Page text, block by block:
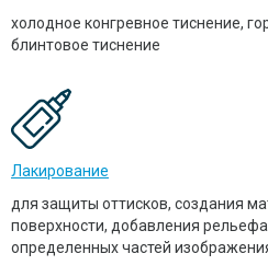
холодное конгревное тиснение,
блинтовое тиснение
Лакирование
для защиты оттисков, создания
поверхности, добавления
определенных частей